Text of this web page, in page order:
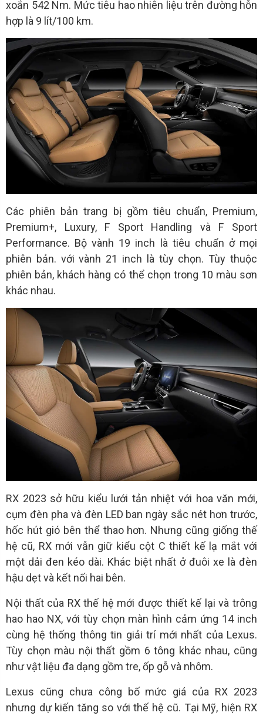
xoắn 542 Nm. Mức tiêu hao nhiên liệu trên đường hỗn
hợp là 9 lít/100 km.
Các phiên bản trang bị gồm tiêu chuẩn, Premium,
Premium+, Luxury, F Sport Handling và F Sport
Performance. Bộ vành 19 inch là tiêu chuẩn ở mọi
phiên bản. với vành 21 inch là tùy chọn. Tùy thuộc
phiên bản, khách hàng có thể chọn trong 10 màu sơn
khác nhau.
RX 2023 sở hữu kiểu lưới tản nhiệt với hoa văn mới,
cụm đèn pha và đèn LED ban ngày sắc nét hơn trước,
hốc hút gió bên thể thao hơn. Nhưng cũng giống thế
hệ cũ, RX mới vẫn giữ kiểu cột C thiết kế lạ mắt với
một dải đen kéo dài. Khác biệt nhất ở đuôi xe là đèn
hậu dẹt và kết nối hai bên.
Nội thất của RX thế hệ mới được thiết kế lại và trông
hao hao NX, với tùy chọn màn hình cảm ứng 14 inch
cùng hệ thống thông tin giải trí mới nhất của Lexus.
Tùy chọn màu nội thất gồm 6 tông khác nhau, cũng
như vật liệu đa dạng gồm tre, ốp gỗ và nhôm.
Lexus cũng chưa công bố mức giá của RX 2023
nhưng dự kiến tăng so với thế hệ cũ. Tại Mỹ, hiện RX